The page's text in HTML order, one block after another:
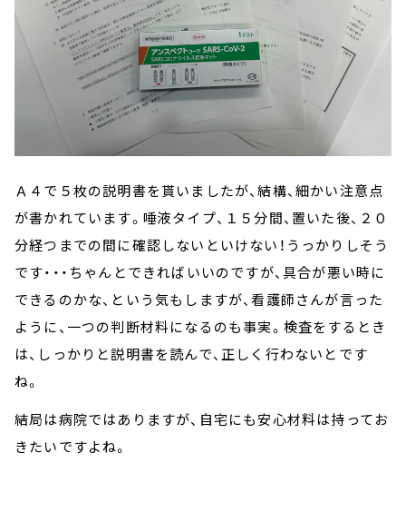
Ａ４で５枚の説明書を貰いましたが、結構、細かい注意点
が書かれています。唾液タイプ、１５分間、置いた後、２０
分経つまでの間に確認しないといけない！うっかりしそう
です・・・ちゃんとできればいいのですが、具合が悪い時に
できるのかな、という気もしますが、看護師さんが言った
ように、一つの判断材料になるのも事実。検査をするとき
は、しっかりと説明書を読んで、正しく行わないとです
ね。
結局は病院ではありますが、自宅にも安心材料は持ってお
きたいですよね。